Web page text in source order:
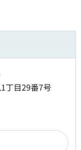
丁目29番7号